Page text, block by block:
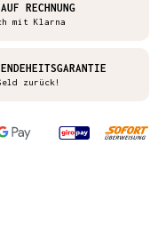
RECHNUNG
mit Klarna
zurück!